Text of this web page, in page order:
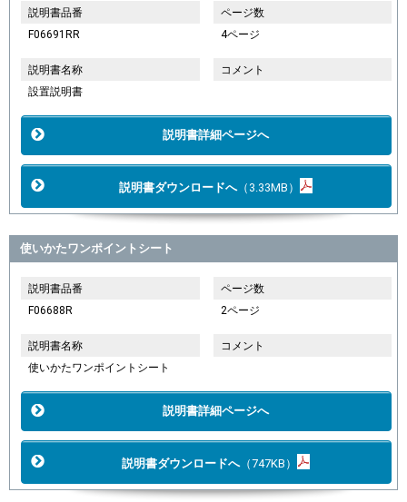
説明書品番
F06691RR
ページ数
4ページ
説明書名称
設置説明書
コメント
説明書詳細ページへ
説明書ダウンロードへ（3.33MB）
使いかたワンポイントシート
説明書品番
F06688R
ページ数
2ページ
説明書名称
使いかたワンポイントシート
コメント
説明書詳細ページへ
説明書ダウンロードへ（747KB）